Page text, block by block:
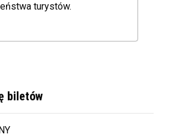
turystów.
biletów